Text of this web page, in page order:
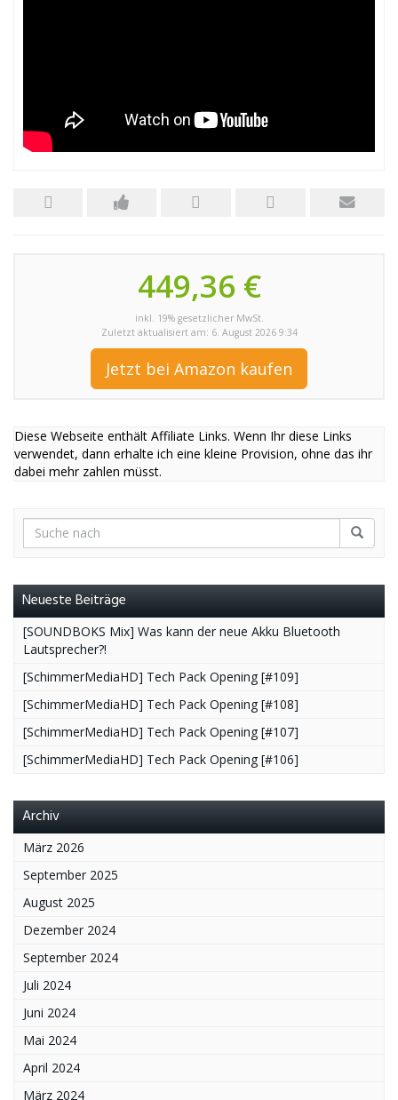
449,36 €
inkl. 19% gesetzlicher MwSt.
Zuletzt aktualisiert am: 6. August 2026 9:34
Jetzt bei Amazon kaufen
Diese Webseite enthält Affiliate Links. Wenn Ihr diese Links
verwendet, dann erhalte ich eine kleine Provision, ohne das ihr
dabei mehr zahlen müsst.
Neueste Beiträge
[SOUNDBOKS Mix] Was kann der neue Akku Bluetooth
Lautsprecher?!
[SchimmerMediaHD] Tech Pack Opening [#109]
[SchimmerMediaHD] Tech Pack Opening [#108]
[SchimmerMediaHD] Tech Pack Opening [#107]
[SchimmerMediaHD] Tech Pack Opening [#106]
Archiv
März 2026
September 2025
August 2025
Dezember 2024
September 2024
Juli 2024
Juni 2024
Mai 2024
April 2024
März 2024